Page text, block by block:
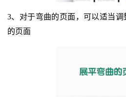
3、对于弯曲的页面，可以适当
的页面